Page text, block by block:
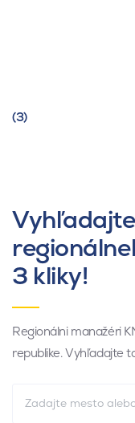
(3)
3 kliky!
Regionálni manažéri
republike. Vyhľadajte